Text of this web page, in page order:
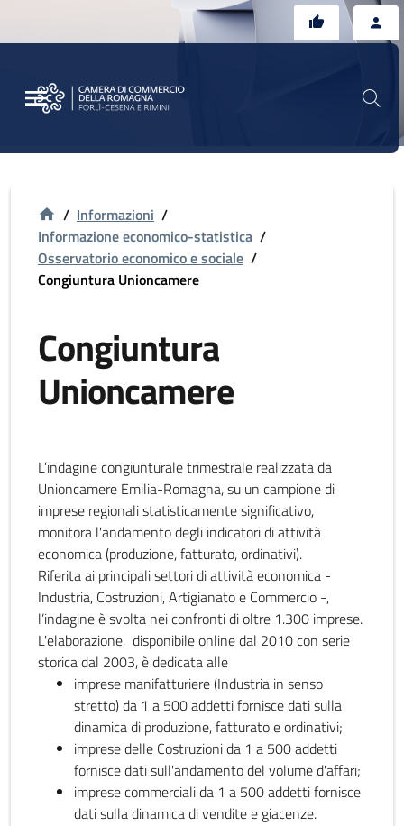
/ Informazioni /
Informazione economico-statistica /
Osservatorio economico e sociale /
Congiuntura Unioncamere
Congiuntura
Unioncamere
L’indagine congiunturale trimestrale realizzata da
Unioncamere Emilia-Romagna, su un campione di
imprese regionali statisticamente significativo,
monitora l'andamento degli indicatori di attività
economica (produzione, fatturato, ordinativi).
Riferita ai principali settori di attività economica -
Industria, Costruzioni, Artigianato e Commercio -,
l’indagine è svolta nei confronti di oltre 1.300 imprese.
L'elaborazione, disponibile online dal 2010 con serie
storica dal 2003, è dedicata alle
imprese manifatturiere (Industria in senso
stretto) da 1 a 500 addetti fornisce dati sulla
dinamica di produzione, fatturato e ordinativi;
imprese delle Costruzioni da 1 a 500 addetti
fornisce dati sull'andamento del volume d'affari;
imprese commerciali da 1 a 500 addetti fornisce
dati sulla dinamica di vendite e giacenze.